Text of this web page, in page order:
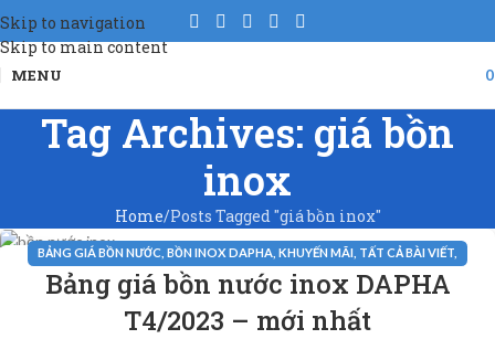
Skip to navigation
Skip to main content
MENU
Tag Archives: giá bồn
inox
Home Posts Tagged "giá bồn inox"
30BẢNG GIÁ BỒN NƯỚC BỒN INOX DAPHA KHUYẾN MÃI TẤT CẢ BÀI VIẾT
TIN TỨC
Bảng giá bồn nước inox DAPHA
T4/2023 – mới nhất